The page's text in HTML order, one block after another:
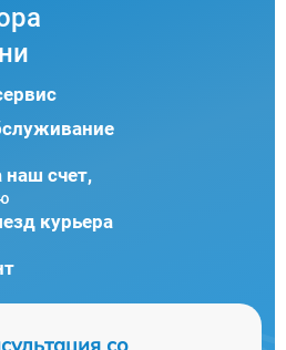
наш счет,
курьера